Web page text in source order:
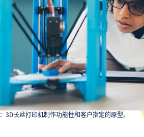
3D长丝打印机制作功能性和客户指定的原型。